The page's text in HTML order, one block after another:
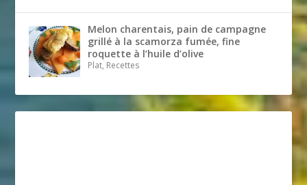
Melon charentais, pain de campagne
grillé à la scamorza fumée, fine
roquette à l’huile d’olive
Plat, Recettes